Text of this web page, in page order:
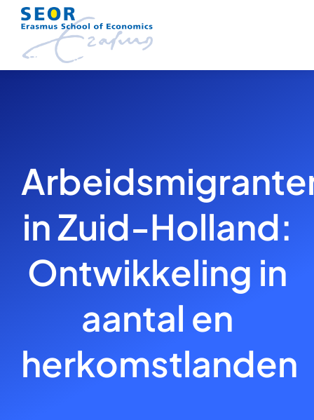
Skip
content
in Zuid-Holland:
Ontwikkeling in
aantal en
herkomstlanden